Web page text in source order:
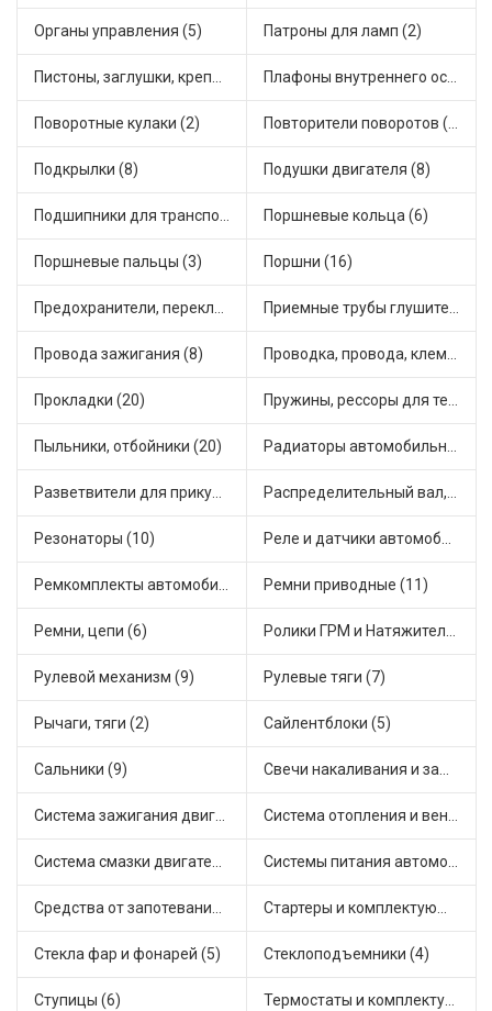
Органы управления (5) Патроны для ламп (2)
Пистоны, заглушки, крепежные элементы (2) Плафоны внутреннего освещения (1)
Поворотные кулаки (2) Повторители поворотов (2)
Подкрылки (8) Подушки двигателя (8)
Подшипники для транспорта (23) Поршневые кольца (6)
Поршневые пальцы (3) Поршни (16)
Предохранители, переключатели, кнопки автомобильные (22) Приемные трубы глушителя (9)
Провода зажигания (8) Проводка, провода, клеммы и разъемы (5)
Прокладки (20) Пружины, рессоры для техники (4)
Пыльники, отбойники (20) Радиаторы автомобильные (7)
Разветвители для прикуривателя (3) Распределительный вал, шестерни распределительного (3)
Резонаторы (10) Реле и датчики автомобильные (58)
Ремкомплекты автомобильные (19) Ремни приводные (11)
Ремни, цепи (6) Ролики ГРМ и Натяжители (2)
Рулевой механизм (9) Рулевые тяги (7)
Рычаги, тяги (2) Сайлентблоки (5)
Сальники (9) Свечи накаливания и зажигания (16)
Система зажигания двигателя (2) Система отопления и вентиляции (6)
Система смазки двигателя (3) Системы питания автомобиля (1)
Средства от запотевания и размораживатели стекла (1) Стартеры и комплектующие (25)
Стекла фар и фонарей (5) Стеклоподъемники (4)
Ступицы (6) Термостаты и комплектующие системы охлаждения (21)